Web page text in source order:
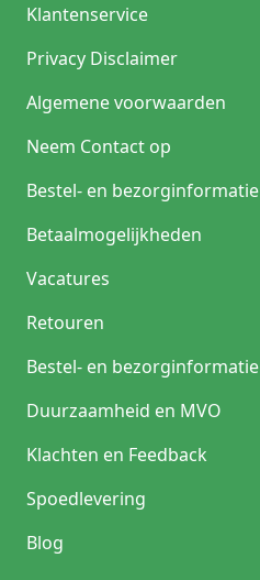
Klantenservice
Privacy Disclaimer
Algemene voorwaarden
Neem Contact op
Bestel- en bezorginformatie
Betaalmogelijkheden
Vacatures
Retouren
Bestel- en bezorginformatie
Duurzaamheid en MVO
Klachten en Feedback
Spoedlevering
Blog